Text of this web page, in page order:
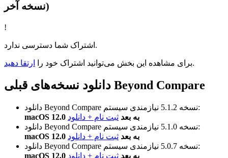
نسخه آخر)
!
اشتراک شما دسترسی ندارد.
برای مشاهده این بخش می‌توانید اشتراک خود را ارتقا دهید .
دانلود نسخه‌های قبلی Beyond Compare
دانلود Beyond Compare نسخه 5.1.2نیازمندی سیستم:
macOS 12.0 به بعد ثبت نام + دانلود
دانلود Beyond Compare
نسخه 5.1.0نیازمندی سیستم:
macOS 12.0 به بعد ثبت نام + دانلود
دانلود Beyond Compare
نسخه 5.0.7نیازمندی سیستم:
macOS 12.0 به بعد ثبت نام + دانلود